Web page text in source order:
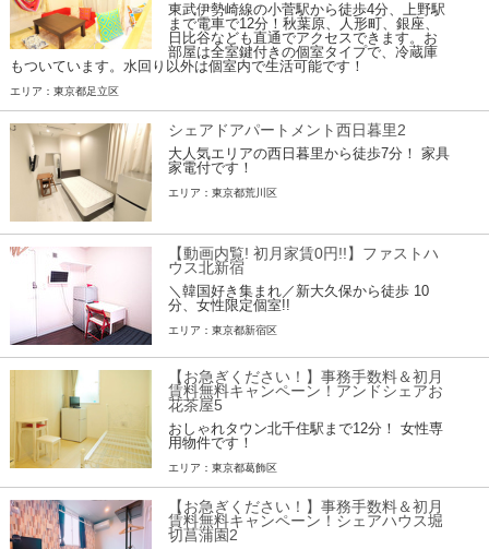
東武伊勢崎線の小菅駅から徒歩4分、上野駅
まで電車で12分！秋葉原、人形町、銀座、
日比谷なども直通でアクセスできます。お
部屋は全室鍵付きの個室タイプで、冷蔵庫
もついています。水回り以外は個室内で生活可能です！
エリア：東京都足立区
シェアドアパートメント西日暮里2
大人気エリアの西日暮里から徒歩7分！ 家具
家電付です！
エリア：東京都荒川区
【動画内覧! 初月家賃0円!!】ファストハ
ウス北新宿
＼韓国好き集まれ／新大久保から徒歩 10
分、女性限定個室!!
エリア：東京都新宿区
【お急ぎください！】事務手数料＆初月
賃料無料キャンペーン！アンドシェアお
花茶屋5
おしゃれタウン北千住駅まで12分！ 女性専
用物件です！
エリア：東京都葛飾区
【お急ぎください！】事務手数料＆初月
賃料無料キャンペーン！シェアハウス堀
切菖蒲園2